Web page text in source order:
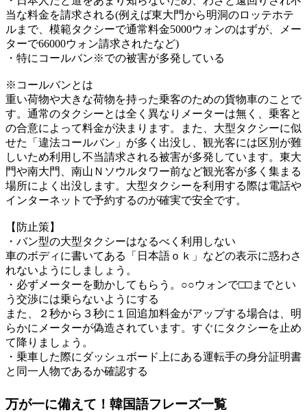
当な料金を請求される(例えば東大門から明洞のロッテホテ
ルまで、模範タクシーで通常料金5000ウォンのはずが、メー
ターで66000ウォン請求されたなど)
・特にコールバン※での被害が多発している
※コールバンとは
重い荷物や大きな荷物を持った乗客のための貨物車のことで
す。通常のタクシーとは全く異なりメーターは無く、乗客と
の合意によって料金が決まります。また、大型タクシーに似
せた「違法コールバン」が多く出没し、観光客には区別が難
しいため利用し不当請求される被害が多発しています。東大
門や南大門、南山Ｎソウルタワー前など観光客が多く集まる
場所によく出没します。大型タクシーを利用する際は電話や
インターネットで予約するのが確実で安全です。
【防止策】
・バン型の大型タクシーはなるべく利用しない
車のボディに書いてある「日本語ｏｋ」などの表示に惑わさ
れないようにしましょう。
・必ずメーターを動かしてもらう。○○ウォンで□□までとい
う交渉には乗らないようにする
また、２秒から３秒に１回追加料金がアップする場合は、明
らかにメーターが偽造されています。すぐにタクシーを止め
て降りましょう。
・乗車した際にダッシュボード上にある運転手の身分証明書
と同一人物であるか確認する
万が一に備えて！韓国語フレーズ一覧